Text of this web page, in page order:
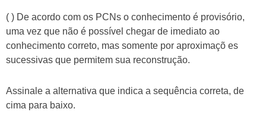
( ) De acordo com os PCNs o conhecimento é provisório,
uma vez que não é possível chegar de imediato ao
conhecimento correto, mas somente por aproximaçõ es
sucessivas que permitem sua reconstrução.
Assinale a alternativa que indica a sequência correta, de
cima para baixo.